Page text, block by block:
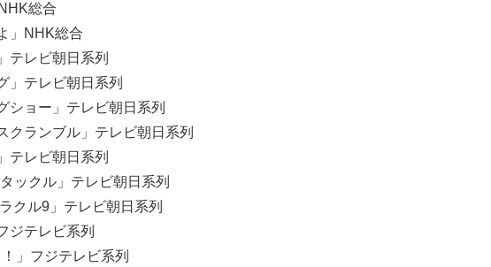
総合
」NHK総合
テレビ朝日系列
」テレビ朝日系列
ショー」テレビ朝日系列
クランブル」テレビ朝日系列
テレビ朝日系列
ックル」テレビ朝日系列
クル9」テレビ朝日系列
ジテレビ系列
」フジテレビ系列